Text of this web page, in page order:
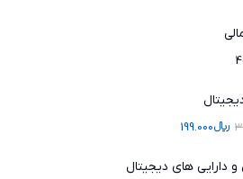
﷼199.000
دارایی های دیجیتال